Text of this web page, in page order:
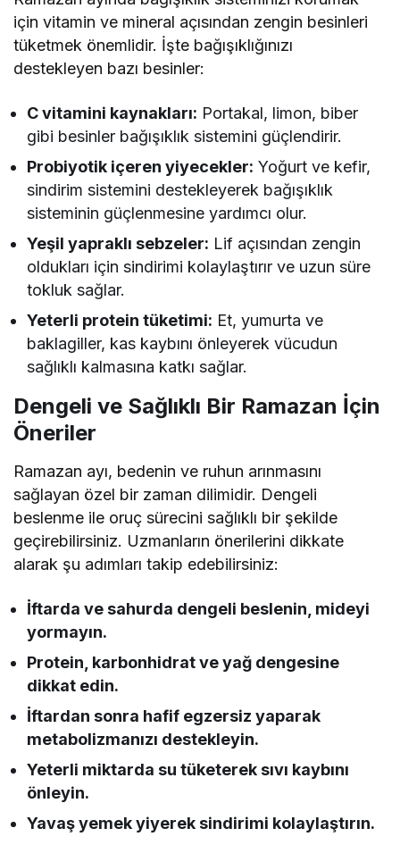
için vitamin ve mineral açısından zengin besinleri
tüketmek önemlidir. İşte bağışıklığınızı
destekleyen bazı besinler:
C vitamini kaynakları: Portakal, limon, biber
gibi besinler bağışıklık sistemini güçlendirir.
Probiyotik içeren yiyecekler: Yoğurt ve kefir,
sindirim sistemini destekleyerek bağışıklık
sisteminin güçlenmesine yardımcı olur.
Yeşil yapraklı sebzeler: Lif açısından zengin
oldukları için sindirimi kolaylaştırır ve uzun süre
tokluk sağlar.
Yeterli protein tüketimi: Et, yumurta ve
baklagiller, kas kaybını önleyerek vücudun
sağlıklı kalmasına katkı sağlar.
Dengeli ve Sağlıklı Bir Ramazan İçin
Öneriler
Ramazan ayı, bedenin ve ruhun arınmasını
sağlayan özel bir zaman dilimidir. Dengeli
beslenme ile oruç sürecini sağlıklı bir şekilde
geçirebilirsiniz. Uzmanların önerilerini dikkate
alarak şu adımları takip edebilirsiniz:
İftarda ve sahurda dengeli beslenin, mideyi
yormayın.
Protein, karbonhidrat ve yağ dengesine
dikkat edin.
İftardan sonra hafif egzersiz yaparak
metabolizmanızı destekleyin.
Yeterli miktarda su tüketerek sıvı kaybını
önleyin.
Yavaş yemek yiyerek sindirimi kolaylaştırın.